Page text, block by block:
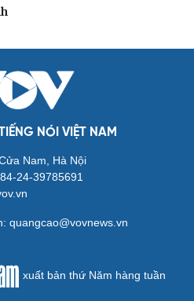
Câu chuyện thời sự
Đọc truyện đêm khuya
Hạt giống tâm hồn
NÓI VIỆT NAM
Nam, Hà Nội
24-39785691
quangcao@vovnews.vn
xuất bản thứ Năm hàng tuần